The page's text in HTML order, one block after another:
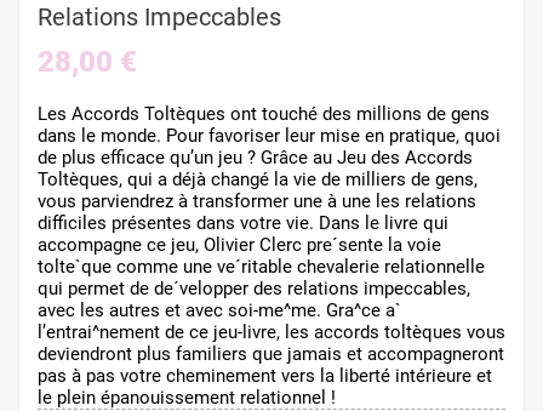
Relations Impeccables
28,00 €
Les Accords Toltèques ont touché des millions de gens
dans le monde. Pour favoriser leur mise en pratique, quoi
de plus efficace qu’un jeu ? Grâce au Jeu des Accords
Toltèques, qui a déjà changé la vie de milliers de gens,
vous parviendrez à transformer une à une les relations
difficiles présentes dans votre vie. Dans le livre qui
accompagne ce jeu, Olivier Clerc pre´sente la voie
tolte`que comme une ve´ritable chevalerie relationnelle
qui permet de de´velopper des relations impeccables,
avec les autres et avec soi-me^me. Gra^ce a`
l’entrai^nement de ce jeu-livre, les accords toltèques vous
deviendront plus familiers que jamais et accompagneront
pas à pas votre cheminement vers la liberté intérieure et
le plein épanouissement relationnel !